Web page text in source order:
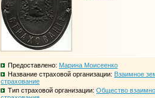
Предоставлено: Марина Моисеенко
Название страховой организации: Взаимное
страхование
Тип страховой организации: Общество